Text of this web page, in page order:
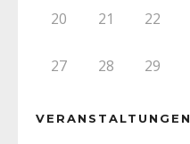
20 21 22
27 28 29
VERANSTALTUNGEN